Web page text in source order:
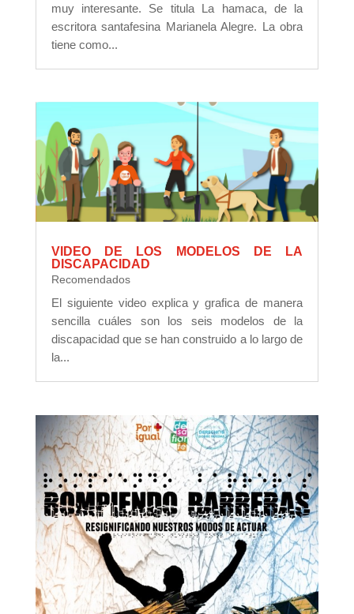
muy interesante. Se titula La hamaca, de la
escritora santafesina Marianela Alegre. La obra
tiene como...
VIDEO DE LOS MODELOS DE LA
DISCAPACIDAD
Recomendados
El siguiente video explica y grafica de manera
sencilla cuáles son los seis modelos de la
discapacidad que se han construido a lo largo de
la...